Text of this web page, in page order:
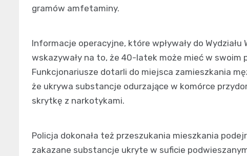
gramów amfetaminy.
Informacje operacyjne, które wpływały do
wskazywały na to, że 40-latek może mieć w swoim
Funkcjonariusze dotarli do miejsca zamieszkania
że ukrywa substancje odurzające w komórce
skrytkę z narkotykami.
Policja dokonała też przeszukania mieszkania
zakazane substancje ukryte w suficie